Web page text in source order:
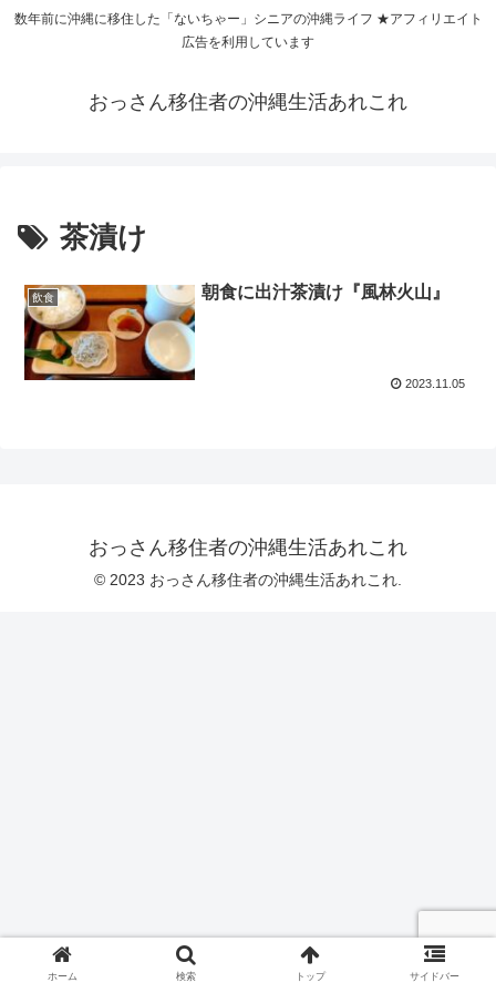
数年前に沖縄に移住した「ないちゃー」シニアの沖縄ライフ ★アフィリエイト
広告を利用しています
おっさん移住者の沖縄生活あれこれ
茶漬け
飲食 朝食に出汁茶漬け『風林火山』
2023.11.05
おっさん移住者の沖縄生活あれこれ
© 2023 おっさん移住者の沖縄生活あれこれ.
ホーム 検索 トップ サイドバー